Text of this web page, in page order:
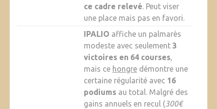
ce cadre relevé. Peut viser
une place mais pas en favori.
IPALIO affiche un palmarès
modeste avec seulement 3
victoires en 64 courses,
mais ce hongredémontre une
certaine régularité avec 16
podiumsau total. Malgré des
gains annuels en recul (300€